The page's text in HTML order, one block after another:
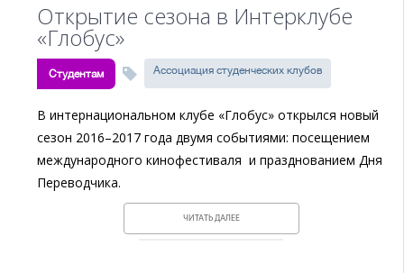
Открытие сезона в Интерклубе
«Глобус»
Студентам Ассоциация студенческих клубов
В интернациональном клубе «Глобус» открылся новый
сезон 2016–2017 года двумя событиями: посещением
международного кинофестиваля и празднованием Дня
Переводчика.
ЧИТАТЬ ДАЛЕЕ